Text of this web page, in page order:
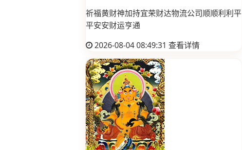
祈福黄财神加持宜荣财达物流公司顺顺利利平
平安安财运亨通
2026-08-04 08:49:31 查看详情